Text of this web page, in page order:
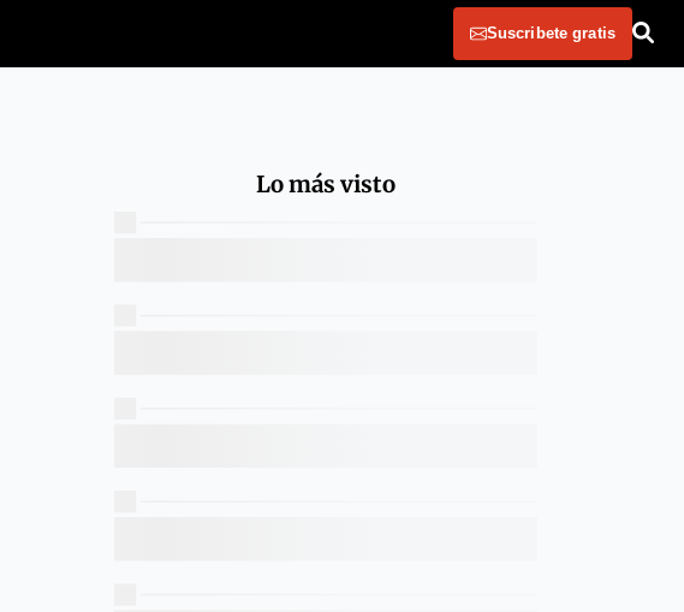
Suscribete gratis
Lo más visto